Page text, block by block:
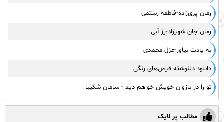
رمان پری‌زاده-فاطمه رستمی
رمان جان شهرزاد-رز آبی
به یادت بیاور-غزل محمدی
دانلود دلنوشته قرص‌های رنگی
تو را در بازوان خویش خواهم دید - سامان شکیبا
مطالب پر لایک